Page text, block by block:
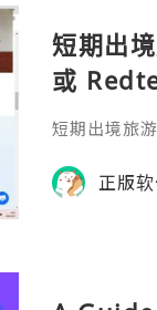
短期出
或
码 + 通
餐）。长
短期出境旅
络）：优先
公数字游民
正版